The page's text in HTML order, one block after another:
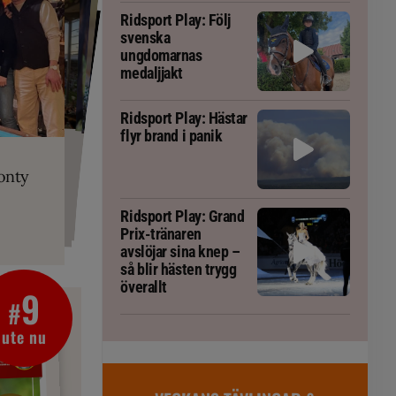
är allt
fång
blivit
tränaren
#9
ute nu
Ridsport Play: Följ
svenska
ungdomarnas
medaljjakt
Ridsport Play: Hästar
flyr brand i panik
Ridsport Play: Grand
Prix-tränaren
avslöjar sina knep –
så blir hästen trygg
överallt